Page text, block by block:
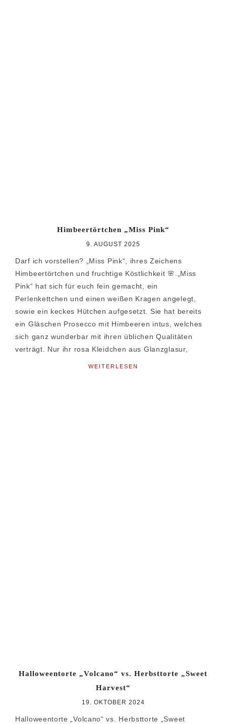
Himbeertörtchen „Miss Pink“
9. AUGUST 2025
Darf ich vorstellen? „Miss Pink“, ihres Zeichens
Himbeertörtchen und fruchtige Köstlichkeit 🌸.„Miss
Pink“ hat sich für euch fein gemacht, ein
Perlenkettchen und einen weißen Kragen angelegt,
sowie ein keckes Hütchen aufgesetzt. Sie hat bereits
ein Gläschen Prosecco mit Himbeeren intus, welches
sich ganz wunderbar mit ihren üblichen Qualitäten
verträgt. Nur ihr rosa Kleidchen aus Glanzglasur,
WEITERLESEN
Halloweentorte „Volcano“ vs. Herbsttorte „Sweet
Harvest“
19. OKTOBER 2024
Halloweentorte „Volcano“ vs. Herbsttorte „Sweet